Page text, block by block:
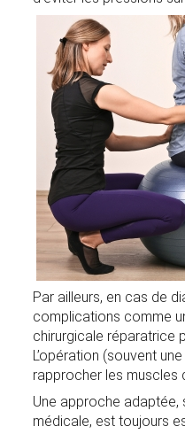
Par ailleurs, en cas de
complications comme
chirurgicale réparatrice
L’opération (souvent
rapprocher les muscles
Une approche adaptée,
médicale, est toujours